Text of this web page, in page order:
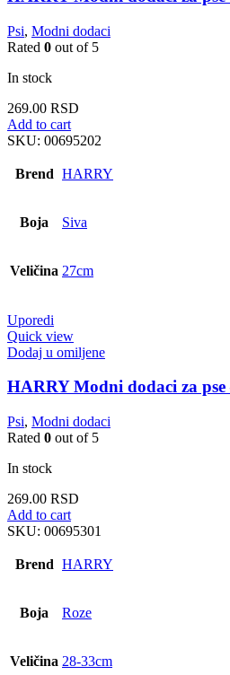
Psi, Modni dodaci
Rated 0 out of 5
In stock
269.00 RSD
Add to cart
SKU: 00695202
Brend HARRY
Boja Siva
Veličina 27cm
Uporedi
Quick view
Dodaj u omiljene
HARRY Modni dodaci za
Psi, Modni dodaci
Rated 0 out of 5
In stock
269.00 RSD
Add to cart
SKU: 00695301
Brend HARRY
Boja Roze
Veličina 28-33cm